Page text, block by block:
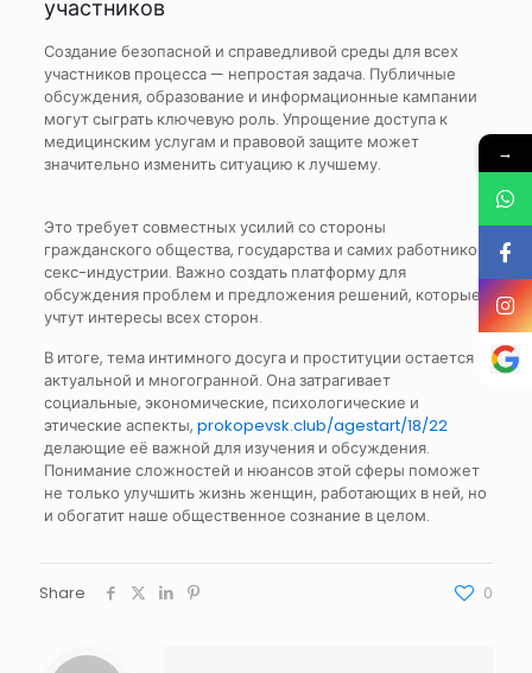
участников
Создание безопасной и справедливой среды для всех
участников процесса — непростая задача. Публичные
обсуждения, образование и информационные кампании
могут сыграть ключевую роль. Упрощение доступа к
медицинским услугам и правовой защите может
значительно изменить ситуацию к лучшему.
Это требует совместных усилий со стороны
гражданского общества, государства и самих работников
секс-индустрии. Важно создать платформу для
обсуждения проблем и предложения решений, которые
учтут интересы всех сторон.
В итоге, тема интимного досуга и проституции остается
актуальной и многогранной. Она затрагивает
социальные, экономические, психологические и
этические аспекты, prokopevsk.club/agestart/18/22
делающие её важной для изучения и обсуждения.
Понимание сложностей и нюансов этой сферы поможет
не только улучшить жизнь женщин, работающих в ней, но
и обогатит наше общественное сознание в целом.
Share 0
→